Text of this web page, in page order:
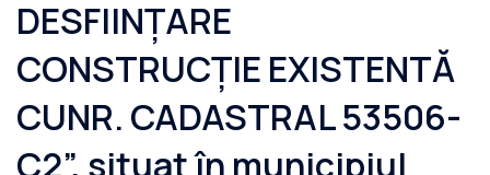
DESFIINȚARE
CONSTRUCȚIE EXISTENTĂ
CUNR. CADASTRAL 53506-
C2”, situat în municipiul